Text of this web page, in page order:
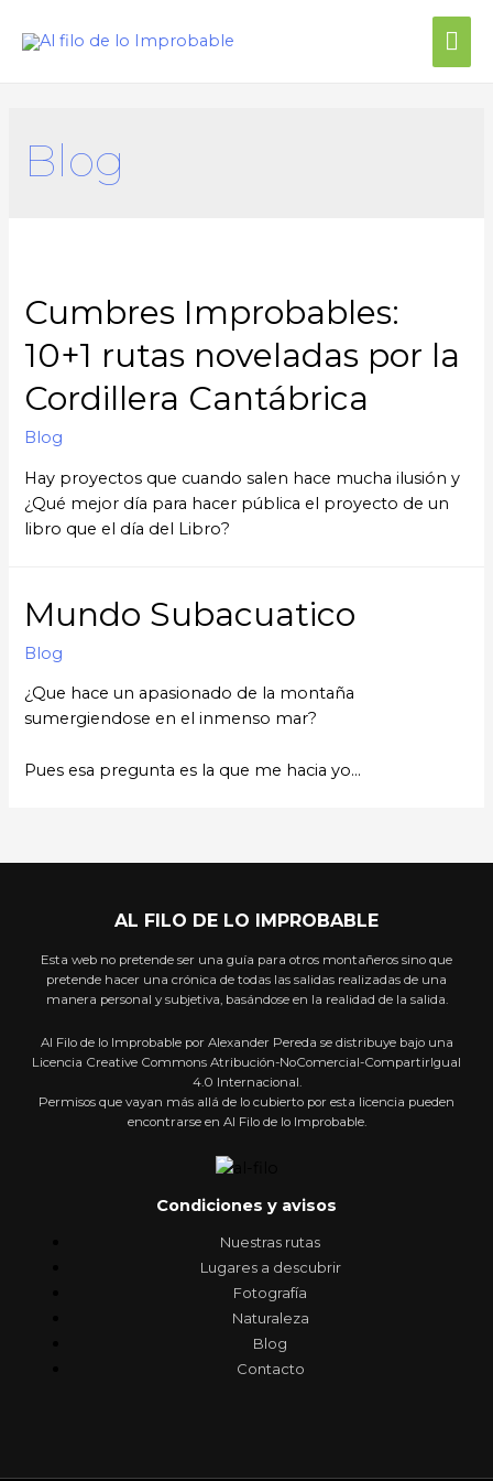
Blog
Cumbres Improbables:
10+1 rutas noveladas por la
Cordillera Cantábrica
Blog
Hay proyectos que cuando salen hace mucha ilusión y
¿Qué mejor día para hacer pública el proyecto de un
libro que el día del Libro?
Mundo Subacuatico
Blog
¿Que hace un apasionado de la montaña
sumergiendose en el inmenso mar?
Pues esa pregunta es la que me hacia yo…
AL FILO DE LO IMPROBABLE
Esta web no pretende ser una guía para otros montañeros sino que
pretende hacer una crónica de todas las salidas realizadas de una
manera personal y subjetiva, basándose en la realidad de la salida.
Al Filo de lo Improbable por Alexander Pereda se distribuye bajo una
Licencia Creative Commons Atribución-NoComercial-CompartirIgual
4.0 Internacional.
Permisos que vayan más allá de lo cubierto por esta licencia pueden
encontrarse en Al Filo de lo Improbable.
Condiciones y avisos
Nuestras rutas
Lugares a descubrir
Fotografía
Naturaleza
Blog
Contacto